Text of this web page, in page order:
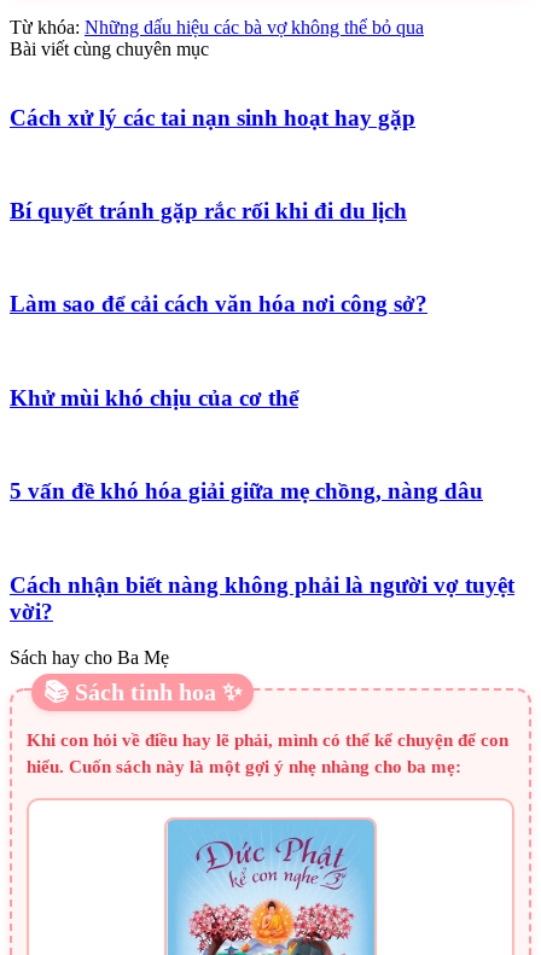
Từ khóa: Những dấu hiệu các bà vợ không thể bỏ qua
Bài viết cùng chuyên mục
Cách xử lý các tai nạn sinh hoạt hay gặp
Bí quyết tránh gặp rắc rối khi đi du lịch
Làm sao để cải cách văn hóa nơi công sở?
Khử mùi khó chịu của cơ thể
5 vấn đề khó hóa giải giữa mẹ chồng, nàng dâu
Cách nhận biết nàng không phải là người vợ tuyệt
vời?
Sách hay cho Ba Mẹ
📚 Sách tinh hoa ✨
Khi con hỏi về điều hay lẽ phải, mình có thể kể chuyện để con
hiểu. Cuốn sách này là một gợi ý nhẹ nhàng cho ba mẹ: